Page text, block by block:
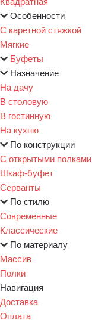
Особенности
С каретной стяжкой
Мягкие
Буфеты
Назначение
На дачу
В столовую
В гостинную
На кухню
По конструкции
С открытыми полками
Шкаф-буфет
Серванты
По стилю
Современные
Классические
По материалу
Массив
Полки
Навигация
Доставка
Оплата